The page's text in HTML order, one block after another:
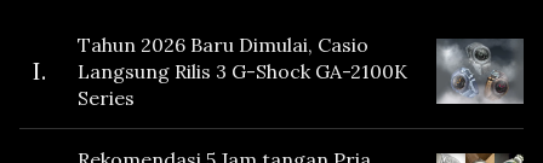
I.
Tahun 2026 Baru Dimulai, Casio
Langsung Rilis 3 G-Shock GA-2100K
Series